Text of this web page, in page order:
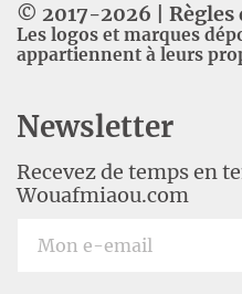
© 2017-2026
Les logos et marques
appartiennent à leurs
Newsletter
Recevez de temps en
Wouafmiaou.com